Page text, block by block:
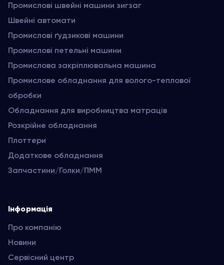
Промислові швейні машини зигзаг
Швейні автомати
Промислові ґудзикові машини
Промислові петельні машини
Промислова закріплювальна машина
Промислове обладнання для волого-теплової
обробки
Обладнання для виробництва матраців
Розкрійне обладнання
Плоттери
Додаткове обладнання
Запчастини/Голки/ПММ
Інформація
Про компанію
Новини
Сервісний центр